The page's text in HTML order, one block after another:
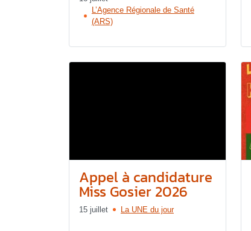
L’Agence Régionale de Santé
(ARS)
Appel à candidature
Miss Gosier 2026
15 juillet La UNE du jour